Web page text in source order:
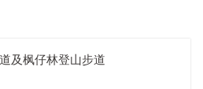
及枫仔林登山步道